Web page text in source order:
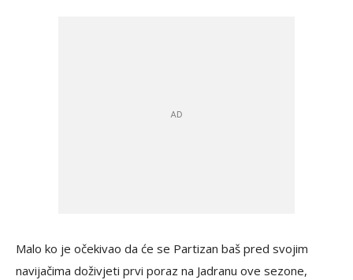
Malo ko je očekivao da će se Partizan baš pred svojim
navijačima doživjeti prvi poraz na Jadranu ove sezone,